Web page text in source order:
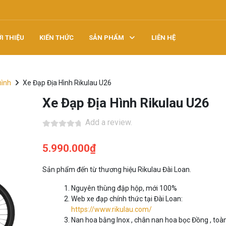
THIỆU KIẾN THỨC SẢN PHẨM LIÊN HỆ
Xe Đạp Địa Hình Rikulau U26
Xe Đạp Địa Hình Rikulau U26
Add a review.
5.990.000₫
Sản phẩm đến từ thương hiệu Rikulau Đài Loan.
Nguyên thùng đập hộp, mới 100%
Web xe đạp chính thức tại Đài Loan:
https://www.rikulau.com/
Nan hoa bằng Inox , chân nan hoa bọc Đồng ,